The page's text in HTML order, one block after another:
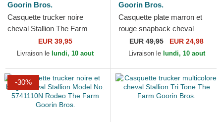
Goorin Bros.
Casquette trucker noire
cheval Stallion The Farm
Goorin Bros.EUR 39,95
Livraison le lundi, 10 aout
Goorin Bros.
Casquette plate marron et
rouge snapback cheval
Stallion Free Rider The Farm
Flats Goorin Bros.
EUR 49,95 EUR 24,98
Livraison le lundi, 10 aout
-30%